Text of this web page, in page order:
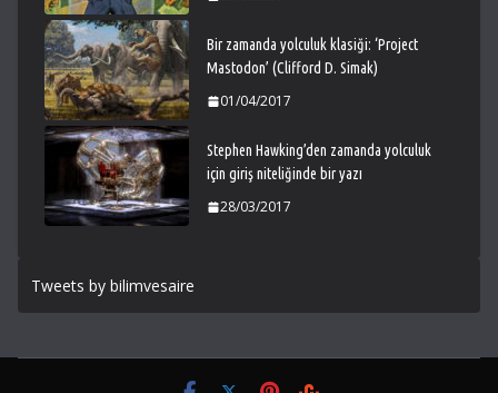
Bir zamanda yolculuk klasiği: ‘Project
Mastodon’ (Clifford D. Simak)
01/04/2017
Stephen Hawking’den zamanda yolculuk
için giriş niteliğinde bir yazı
28/03/2017
Tweets by bilimvesaire